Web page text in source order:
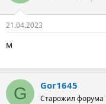
21.04.2023
м
G Gor1645
Старожил форума